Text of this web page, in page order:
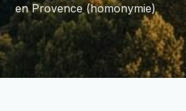
en Provence (homonymie)